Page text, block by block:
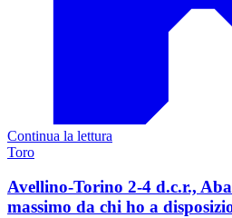
Continua la lettura
Toro
Avellino-Torino 2-4 d.c.r.,
massimo da chi ho a